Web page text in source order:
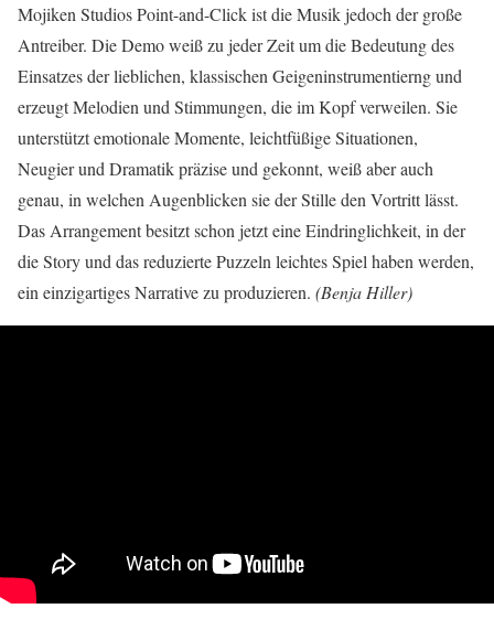
Mojiken Studios Point-and-Click ist die Musik jedoch der große
Antreiber. Die Demo weiß zu jeder Zeit um die Bedeutung des
Einsatzes der lieblichen, klassischen Geigeninstrumentierng und
erzeugt Melodien und Stimmungen, die im Kopf verweilen. Sie
unterstützt emotionale Momente, leichtfüßige Situationen,
Neugier und Dramatik präzise und gekonnt, weiß aber auch
genau, in welchen Augenblicken sie der Stille den Vortritt lässt.
Das Arrangement besitzt schon jetzt eine Eindringlichkeit, in der
die Story und das reduzierte Puzzeln leichtes Spiel haben werden,
ein einzigartiges Narrative zu produzieren. (Benja Hiller)